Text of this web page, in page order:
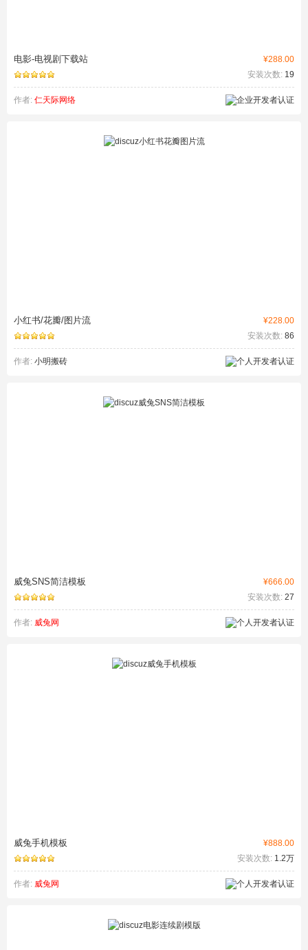
¥288.00
电影-电视剧下载站
安装次数: 19
作者: 仁天际网络
¥228.00
小红书/花瓣/图片流
安装次数: 86
作者: 小明搬砖
¥666.00
威兔SNS简洁模板
安装次数: 27
作者: 威兔网
¥888.00
威兔手机模板
安装次数: 1.2万
作者: 威兔网